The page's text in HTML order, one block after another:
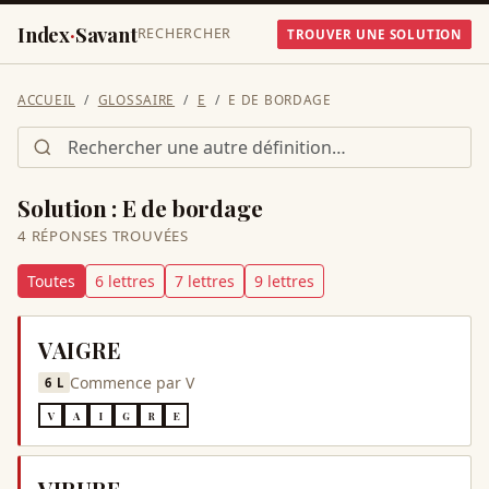
Index·SavantRECHERCHER TROUVER UNE SOLUTION
ACCUEIL GLOSSAIRE E E DE BORDAGE
Solution : E de bordage
4 RÉPONSES TROUVÉES
Toutes 6 lettres 7 lettres 9 lettres
VAIGRE
6 L Commence parV
V A I G R E